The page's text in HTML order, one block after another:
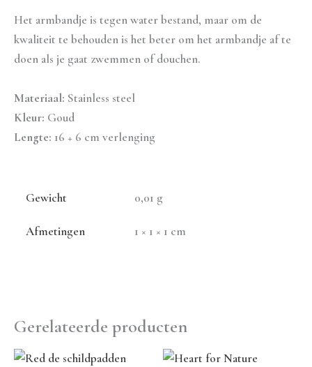
Het armbandje is tegen water bestand, maar om de
kwaliteit te behouden is het beter om het armbandje af te
doen als je gaat zwemmen of douchen.
Materiaal: Stainless steel
Kleur: Goud
Lengte: 16 + 6 cm verlenging
Gewicht 0,01 g
Afmetingen 1 × 1 × 1 cm
Gerelateerde producten